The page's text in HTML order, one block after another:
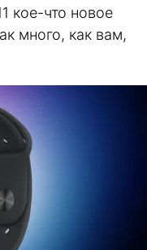
кое-что новое
много, как вам,